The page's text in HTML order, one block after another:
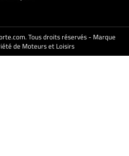
Tous droits réservés - Marque
de Moteurs et Loisirs